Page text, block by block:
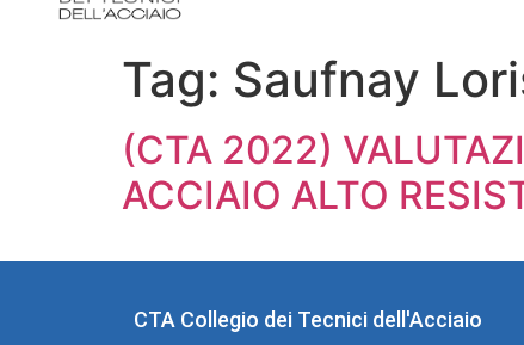
Tag: Saufnay
(CTA 2022)
ACCIAIO ALTO
CTA Collegio dei Tecnici dell'Acciaio